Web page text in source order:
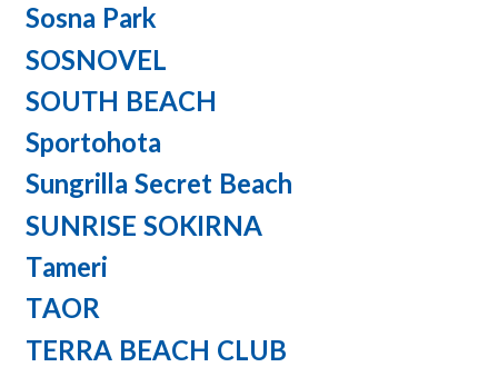
Sosna Park
SOSNOVEL
SOUTH BEACH
Sportohota
Sungrilla Secret Beach
SUNRISE SOKIRNA
Tameri
TAOR
TERRA BEACH CLUB